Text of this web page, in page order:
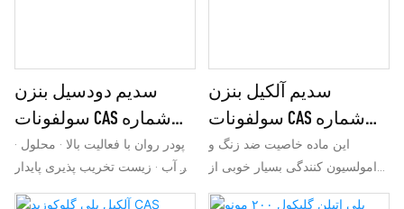
سدیم دودسیل بنزن
سولفونات CAS شماره
25155-30-0
· پودر روان با فعالیت بالا · محلول
در آب · زیست تخریب پذیری پایدار
· سمیت کم و تحریک پوستی کم ·
سدیم آلکیل بنزن
سولفونات CAS شماره
68411-30-3
این ماده خاصیت ضد زنگ و
امولسیون کنندگی بسیار خوبی از
خود نشان می‌دهد. به عنوان